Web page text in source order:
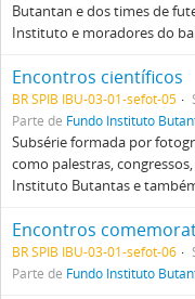
Butantan e dos times de
Instituto e moradores do
Encontros científicos
BR SPIB IBU-03-01-sefot-05
Parte de Fundo Instituto
Subsérie formada por
como palestras,
Instituto Butantas e
Encontros
BR SPIB IBU-03-01-sefot-06
Parte de Fundo Instituto